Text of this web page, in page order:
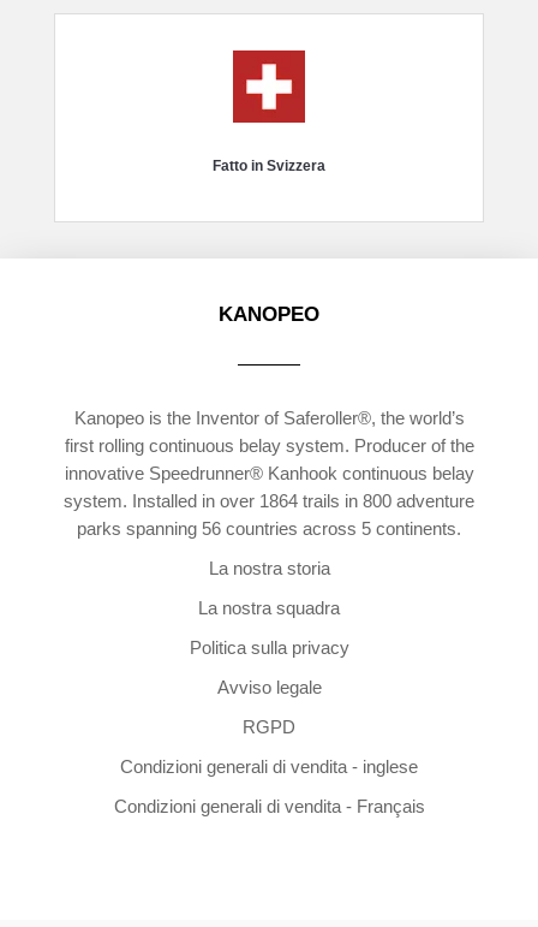
Fatto in Svizzera
KANOPEO
Kanopeo is the Inventor of Saferoller®, the world’s
first rolling continuous belay system. Producer of the
innovative Speedrunner® Kanhook continuous belay
system. Installed in over 1864 trails in 800 adventure
parks spanning 56 countries across 5 continents.
La nostra storia
La nostra squadra
Politica sulla privacy
Avviso legale
RGPD
Condizioni generali di vendita - inglese
Condizioni generali di vendita - Français